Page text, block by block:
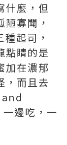
什麼，但
寡聞，
起司，
點睛的是
加在濃郁
，而且去
邊吃，一